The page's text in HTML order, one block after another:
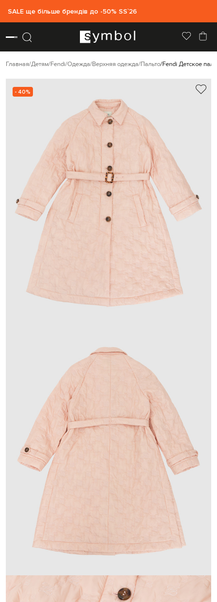
SALE ще більше брендів до -50% SS`26
Главная Детям Fendi Одежда Верхняя одежда Пальто Fendi Детское
- 40%